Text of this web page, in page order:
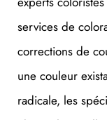
services de
corrections de
une couleur
radicale, les
obtenir les